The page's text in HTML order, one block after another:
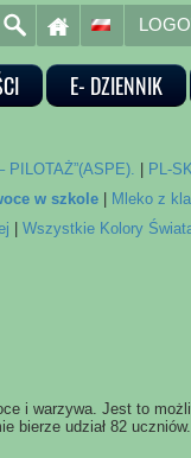
E- DZIENNIK
PL-SK
w szkole| Mleko z
Wszystkie Kolory
i warzywa. Jest to
bierze udział 82